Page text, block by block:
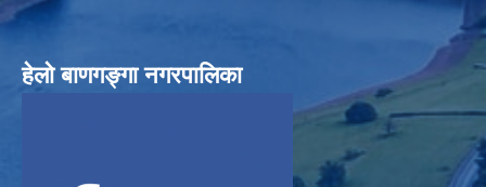
हेलाे बाणगङ्गा नगरपालिका